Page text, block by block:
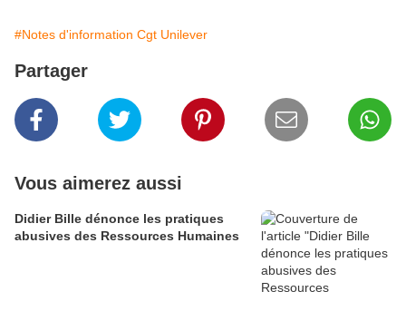
#Notes d'information Cgt Unilever
Partager
Vous aimerez aussi
Didier Bille dénonce les pratiques
abusives des Ressources Humaines